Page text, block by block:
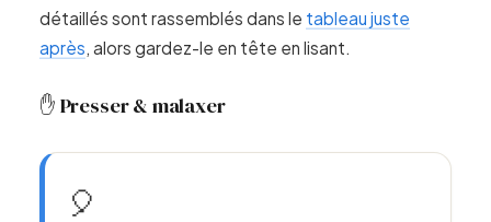
détaillés sont rassemblés dans le tableau juste
après, alors gardez-le en tête en lisant.
✋ Presser & malaxer
🎈